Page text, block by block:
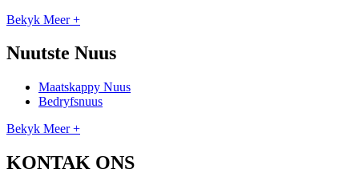
Bekyk Meer +
Nuutste Nuus
Maatskappy Nuus
Bedryfsnuus
Bekyk Meer +
KONTAK ONS